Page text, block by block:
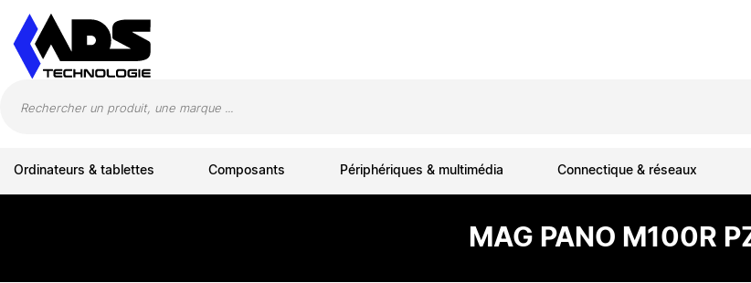
Ordinateurs & tablettes Composants Périphériques & multimédia Connectique & réseaux
MAG PANO M100R